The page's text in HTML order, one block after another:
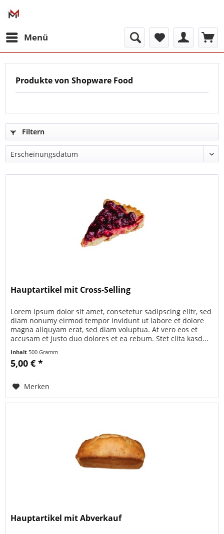
Menü
Produkte von Shopware Food
Filtern
Hauptartikel mit Cross-Selling
Lorem ipsum dolor sit amet, consetetur sadipscing elitr, sed
diam nonumy eirmod tempor invidunt ut labore et dolore
magna aliquyam erat, sed diam voluptua. At vero eos et
accusam et justo duo dolores et ea rebum. Stet clita kasd...
Inhalt500 Gramm
5,00 € *
Merken
Hauptartikel mit Abverkauf